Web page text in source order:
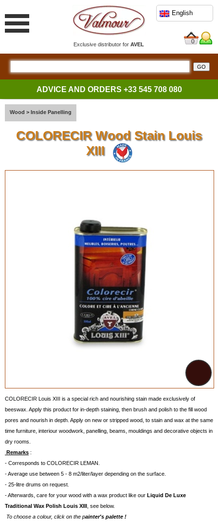
Exclusive distributor forAVEL
English
0
ADVICE AND ORDERS +33 545 708 080
Wood > Inside Panelling
COLORECIR Wood Stain Louis
XIII
COLORECIR Louis XIII is a special rich and nourishing stain made exclusively of
beeswax. Apply this product for in-depth staining, then brush and polish to the fill wood
pores and nourish in depth. Apply on new or stripped wood, to stain and wax at the same
time furniture, interiour woodwork, panelling, beams, mouldings and decorative objects in
dry rooms.
Remarks :
- Corresponds to COLORECIR LEMAN.
- Average use between 5 - 8 m2/liter/layer depending on the surface.
- 25-litre drums on request.
- Afterwards, care for your wood with a wax product like our Liquid De Luxe
Traditional Wax Polish Louis XIII , see below.
To choose a colour, click on the painter's palette !